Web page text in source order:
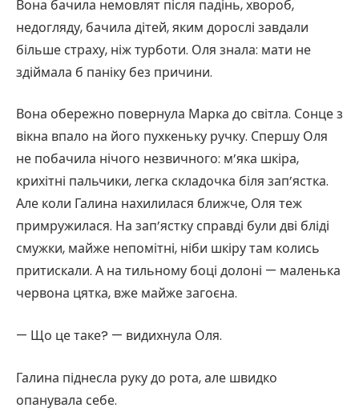
Вона бачила немовлят після падінь, хвороб,
недогляду, бачила дітей, яким дорослі завдали
більше страху, ніж турботи. Оля знала: мати не
здіймала б паніку без причини.
Вона обережно повернула Марка до світла. Сонце з
вікна впало на його пухкеньку ручку. Спершу Оля
не побачила нічого незвичного: м’яка шкіра,
крихітні пальчики, легка складочка біля зап’ястка.
Але коли Галина нахилилася ближче, Оля теж
примружилася. На зап’ястку справді були дві бліді
смужки, майже непомітні, ніби шкіру там колись
притискали. А на тильному боці долоні — маленька
червона цятка, вже майже загоєна.
— Що це таке? — видихнула Оля.
Галина піднесла руку до рота, але швидко
опанувала себе.